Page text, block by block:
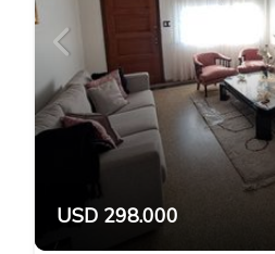
USD 298.000